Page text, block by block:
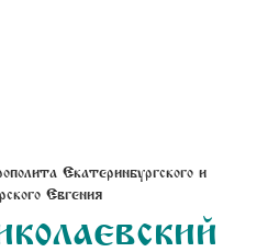
Екатеринбургского и
Евгения